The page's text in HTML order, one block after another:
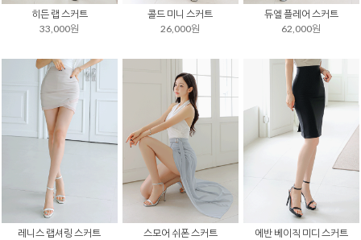
히든 랩 스커트
33,000원
콜드 미니 스커트
26,000원
듀엘 플레어 스커트
62,000원
레니스 랩셔링 스커트
스모어 쉬폰 스커트
에반 베이직 미디 스커트